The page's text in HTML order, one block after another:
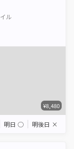
ル
¥8,480
明日 ◯ 明後日 ×